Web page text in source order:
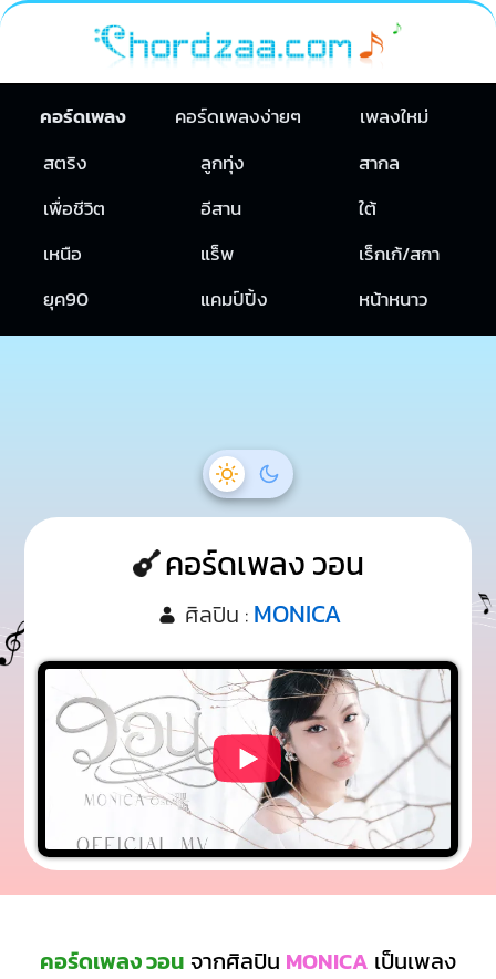
คอร์ดเพลง คอร์ดเพลงง่ายๆ
เพลงใหม่
สตริง
ลูกทุ่ง
สากล
เพื่อชีวิต
อีสาน
ใต้
เหนือ
แร็พ
เร็กเก้/สกา
ยุค90
แคมป์ปิ้ง หน้าหนาว
คอร์ดเพลง วอน
ศิลปิน : MONICA
คอร์ดเพลง วอน จากศิลปิน MONICA เป็นเพลง